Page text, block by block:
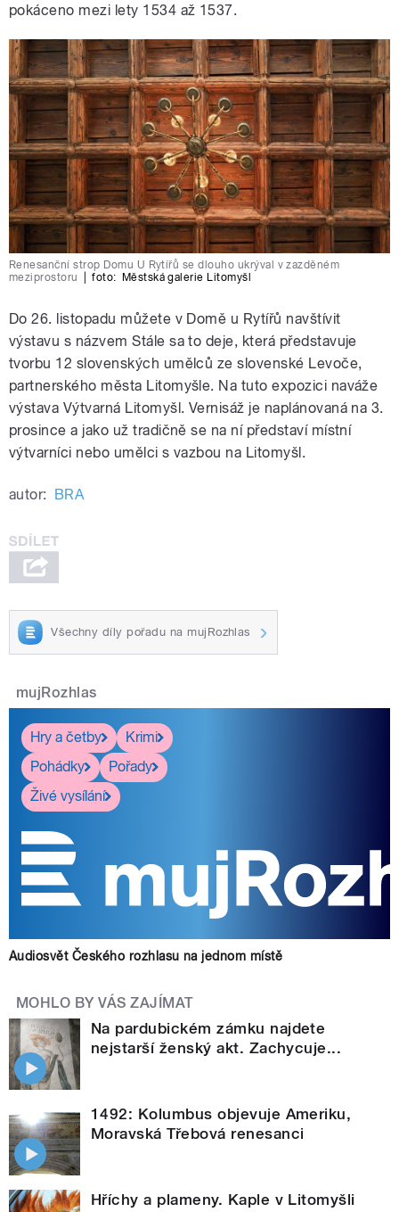
pokáceno mezi lety 1534 až 1537.
Renesanční strop Domu U Rytířů se dlouho ukrýval v zazděném
meziprostoru
foto: Městská galerie Litomyšl
Do 26. listopadu můžete v Domě u Rytířů navštívit
výstavu s názvem Stále sa to deje, která představuje
tvorbu 12 slovenských umělců ze slovenské Levoče,
partnerského města Litomyšle. Na tuto expozici naváže
výstava Výtvarná Litomyšl. Vernisáž je naplánovaná na 3.
prosince a jako už tradičně se na ní představí místní
výtvarníci nebo umělci s vazbou na Litomyšl.
autor: BRA
Všechny díly pořadu na mujRozhlas
mujRozhlas
Hry a četby
Krimi
Pohádky
Pořady
Živé vysílání
Audiosvět Českého rozhlasu na jednom místě
MOHLO BY VÁS ZAJÍMAT
Na pardubickém zámku najdete
nejstarší ženský akt. Zachycuje...
1492: Kolumbus objevuje Ameriku,
Moravská Třebová renesanci
Hříchy a plameny. Kaple v Litomyšli